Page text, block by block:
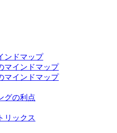
ンドマップ
マインドマップ
マインドマップ
グの利点
リックス